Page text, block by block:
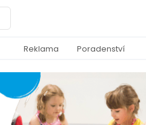
Reklama Poradenství